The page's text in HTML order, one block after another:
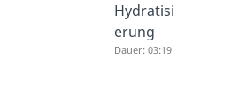
Hydratisi
erung
Dauer: 03:19